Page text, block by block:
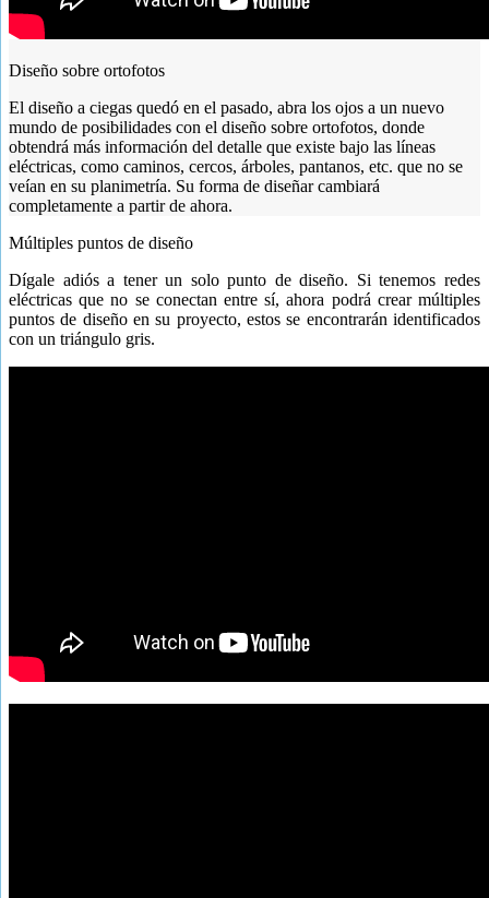
Diseño sobre ortofotos
El diseño a ciegas quedó en el pasado, abra los ojos a un nuevo
mundo de posibilidades con el diseño sobre ortofotos, donde
obtendrá más información del detalle que existe bajo las líneas
eléctricas, como caminos, cercos, árboles, pantanos, etc. que no se
veían en su planimetría. Su forma de diseñar cambiará
completamente a partir de ahora.
Múltiples puntos de diseño
Dígale adiós a tener un solo punto de diseño. Si tenemos redes
eléctricas que no se conectan entre sí, ahora podrá crear múltiples
puntos de diseño en su proyecto, estos se encontrarán identificados
con un triángulo gris.